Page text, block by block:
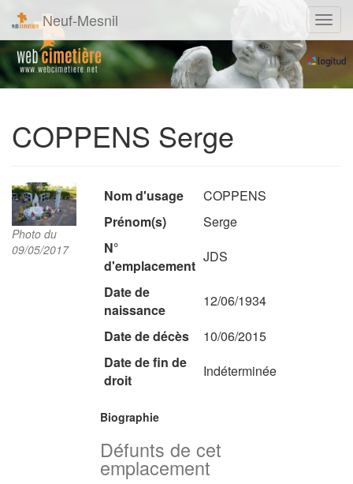
Neuf-Mesnil
COPPENS Serge
Photo du
09/05/2017
Nom d'usage
COPPENS
Prénom(s)
Serge
N°
d'emplacement
JDS
Date de
naissance
12/06/1934
Date de décès
10/06/2015
Date de fin de
droit
Indéterminée
Biographie
Défunts de cet
emplacement